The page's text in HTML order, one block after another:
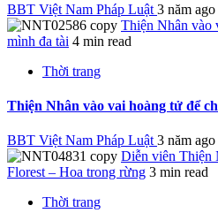
BBT Việt Nam Pháp Luật 3 năm ago
Thiện Nhân vào
mình đa tài 4 min read
Thời trang
Thiện Nhân vào vai hoàng tử để
BBT Việt Nam Pháp Luật 3 năm ago
Diễn viên Thiện
Florest – Hoa trong rừng 3 min read
Thời trang